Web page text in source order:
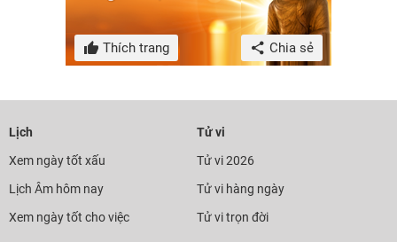
Thích trang Chia sẻ
Lịch
Xem ngày tốt xấu
Lịch Âm hôm nay
Xem ngày tốt cho việc
Tử vi
Tử vi 2026
Tử vi hàng ngày
Tử vi trọn đời